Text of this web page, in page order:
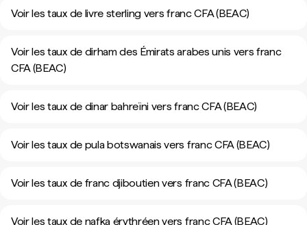
Voir les taux de livre sterling vers franc CFA (BEAC)
Voir les taux de dirham des Émirats arabes unis vers franc
CFA (BEAC)
Voir les taux de dinar bahreïni vers franc CFA (BEAC)
Voir les taux de pula botswanais vers franc CFA (BEAC)
Voir les taux de franc djiboutien vers franc CFA (BEAC)
Voir les taux de nafka érythréen vers franc CFA (BEAC)